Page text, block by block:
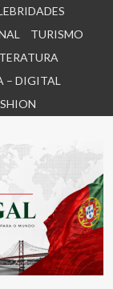
TURISMO
– DIGITAL